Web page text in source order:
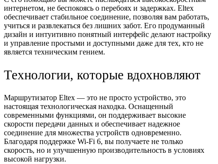
интернетом, не беспокоясь о перебоях и задержках. Eltex
обеспечивает стабильное соединение, позволяя вам работать,
учиться и развлекаться без лишних забот. Его продуманный
дизайн и интуитивно понятный интерфейс делают настройку
и управление простыми и доступными даже для тех, кто не
является техническим гением.
Технологии, которые вдохновляют
Маршрутизатор Eltex — это не просто устройство, это
настоящая технологическая находка. Оснащенный
современными функциями, он поддерживает высокие
скорости передачи данных и обеспечивает надежное
соединение для множества устройств одновременно.
Благодаря поддержке Wi-Fi 6, вы получаете не только
скорость, но и улучшенную производительность в условиях
высокой нагрузки.